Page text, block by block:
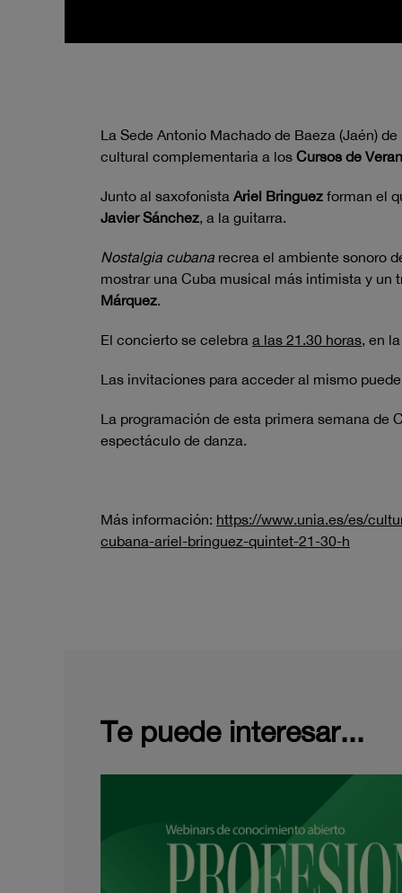
La Sede Antonio Machado de Baeza (Jaén)
cultural complementaria a los Cursos de
Junto al saxofonista Ariel Bringuez forman el
Javier Sánchez, a la guitarra.
Nostalgia cubana recrea el ambiente sonoro
mostrar una Cuba musical más intimista y un
Márquez.
El concierto se celebra a las 21.30 horas, en
Las invitaciones para acceder al mismo
La programación de esta primera semana de
espectáculo de danza.
Más información: https://www.unia.es/es/
cubana-ariel-bringuez-quintet-21-30-h
Te puede interesar...